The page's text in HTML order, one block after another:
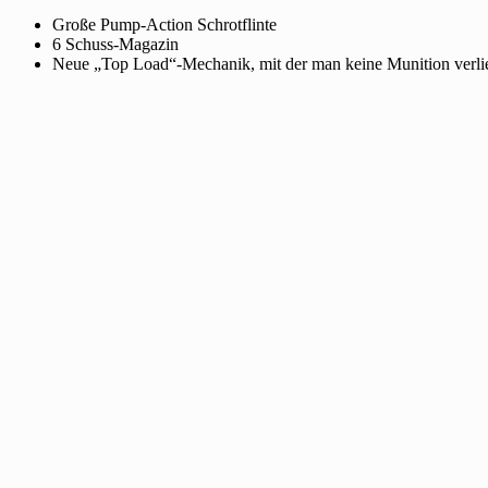
Große Pump-Action Schrotflinte
6 Schuss-Magazin
Neue „Top Load“-Mechanik, mit der man keine Munition